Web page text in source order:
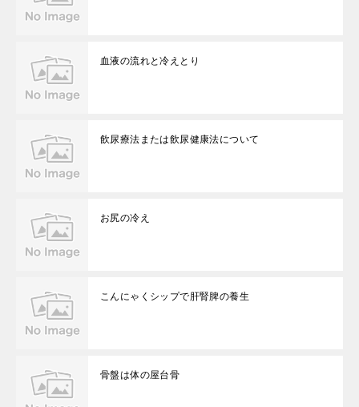
血液の流れと冷えとり
飲尿療法または飲尿健康法について
お尻の冷え
こんにゃくシップで肝腎脾の養生
骨盤は体の屋台骨